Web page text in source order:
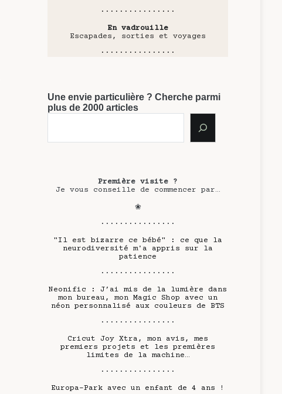
················
En vadrouille
Escapades, sorties et voyages
················
Une envie particulière ? Cherche parmi
plus de 2000 articles
Première visite ?
Je vous conseille de commencer par…
❀
················
"Il est bizarre ce bébé" : ce que la
neurodiversité m'a appris sur la
patience
················
Neonific : J’ai mis de la lumière dans
mon bureau, mon Magic Shop avec un
néon personnalisé aux couleurs de BTS
················
Cricut Joy Xtra, mon avis, mes
premiers projets et les premières
limites de la machine…
················
Europa-Park avec un enfant de 4 ans !